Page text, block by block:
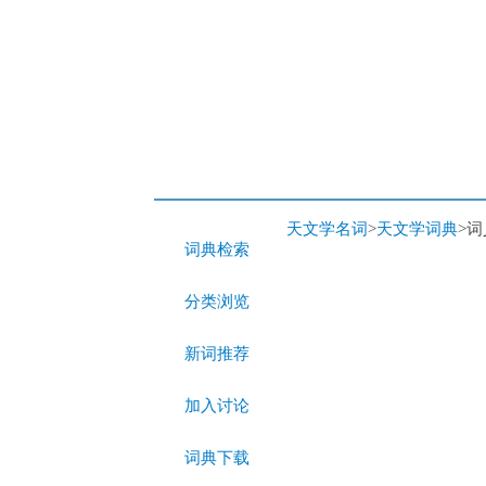
词典检索
分类浏览
新词推荐
加入讨论
词典下载
天文学名词>天文学词典>